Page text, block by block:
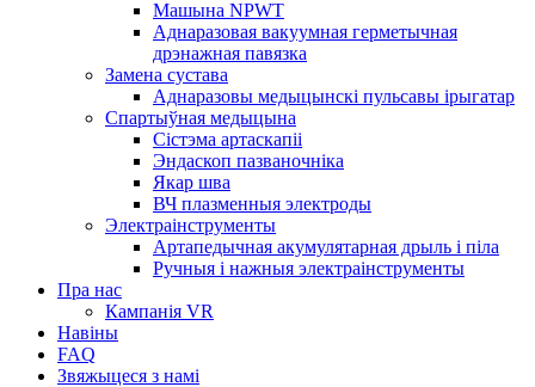
Машына NPWT
Аднаразовая вакуумная герметычная
дрэнажная павязка
Замена сустава
Аднаразовы медыцынскі пульсавы ірыгатар
Спартыўная медыцына
Сістэма артаскапіі
Эндаскоп пазваночніка
Якар шва
ВЧ плазменныя электроды
Электраінструменты
Артапедычная акумулятарная дрыль і піла
Ручныя і нажныя электраінструменты
Пра нас
Кампанія VR
Навіны
FAQ
Звяжыцеся з намі